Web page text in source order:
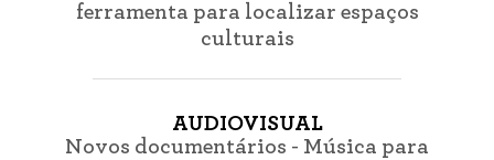
ferramenta para localizar espaços
culturais
AUDIOVISUAL
Novos documentários - Música para